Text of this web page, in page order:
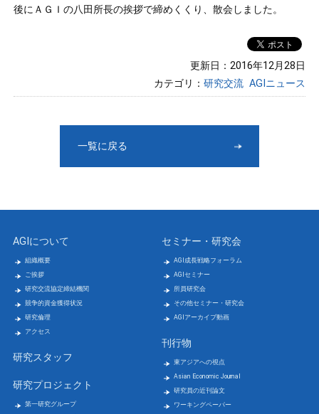
後にＡＧＩの八田所長の挨拶で締めくくり、散会しました。
更新日：2016年12月28日
カテゴリ： 研究交流 AGIニュース
一覧に戻る
AGIについて
組織概要
ご挨拶
研究交流協定締結機関
競争的資金獲得状況
研究倫理
アクセス
研究スタッフ
研究プロジェクト
第一研究グループ
セミナー・研究会
AGI成長戦略フォーラム
AGIセミナー
所員研究会
その他セミナー・研究会
AGIアーカイブ動画
刊行物
東アジアへの視点
Asian Economic Journal
研究員の近刊論文
ワーキングペーパー